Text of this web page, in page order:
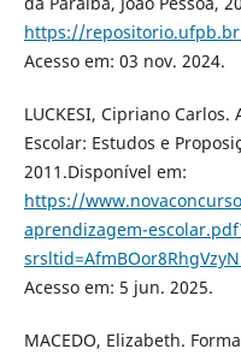
https://
Acesso em: 03 nov. 2024.
LUCKESI, Cipriano
Escolar: Estudos e
2011.Disponível em:
https://
aprendizagem-
Acesso em: 5 jun. 2025.
MACEDO, Elizabeth.